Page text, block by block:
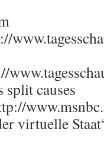
split causes
virtuelle